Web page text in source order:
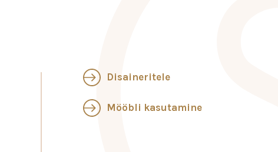
Disaineritele
Mööbli kasutamine